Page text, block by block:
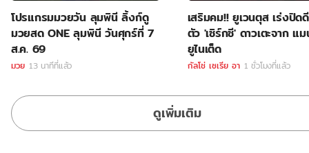
โปรแกรมมวยวัน ลุมพินี ลิ้งก์ดู
มวยสด ONE ลุมพินี วันศุกร์ที่ 7
ส.ค. 69
มวย 13 นาทีที่แล้ว
เสริมคม!! ยูเวนตุส เร่งปิด
ตัว 'เซิร์กซี' ดาวเตะจาก แ
ยูไนเต็ด
กัลโช่ เซเรีย อา 1 ชั่วโมงที่แล้ว
ดูเพิ่มเติม